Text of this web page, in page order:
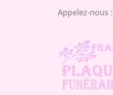
Appelez-nous :